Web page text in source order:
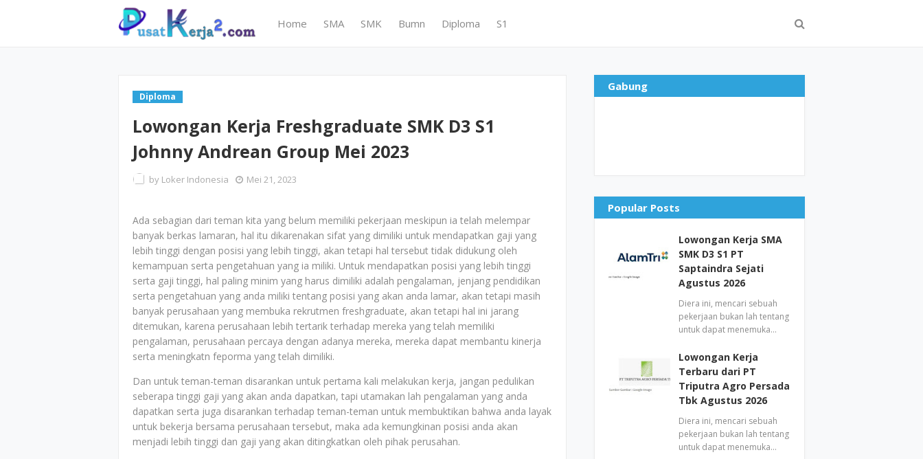
Home SMA SMK Bumn Diploma S1
Diploma
Lowongan Kerja Freshgraduate SMK D3 S1
Johnny Andrean Group Mei 2023
by Loker Indonesia Mei 21, 2023
Ada sebagian dari teman kita yang belum memiliki pekerjaan meskipun ia telah melempar
banyak berkas lamaran, hal itu dikarenakan sifat yang dimiliki untuk mendapatkan gaji yang
lebih tinggi dengan posisi yang lebih tinggi, akan tetapi hal tersebut tidak didukung oleh
kemampuan serta pengetahuan yang ia miliki. Untuk mendapatkan posisi yang lebih tinggi
serta gaji tinggi, hal paling minim yang harus dimiliki adalah pengalaman, jenjang pendidikan
serta pengetahuan yang anda miliki tentang posisi yang akan anda lamar, akan tetapi masih
banyak perusahaan yang membuka rekrutmen freshgraduate, akan tetapi hal ini jarang
ditemukan, karena perusahaan lebih tertarik terhadap mereka yang telah memiliki
pengalaman, perusahaan percaya dengan adanya mereka, mereka dapat membantu kinerja
serta meningkatn feporma yang telah dimiliki.
Dan untuk teman-teman disarankan untuk pertama kali melakukan kerja, jangan pedulikan
seberapa tinggi gaji yang akan anda dapatkan, tapi utamakan lah pengalaman yang anda
dapatkan serta juga disarankan terhadap teman-teman untuk membuktikan bahwa anda layak
untuk bekerja bersama perusahaan tersebut, maka ada kemungkinan posisi anda akan
menjadi lebih tinggi dan gaji yang akan ditingkatkan oleh pihak perusahan.
Gabung
Popular Posts
Lowongan Kerja SMA
SMK D3 S1 PT
Saptaindra Sejati
Agustus 2026
Diera ini, mencari sebuah
pekerjaan bukan lah tentang
untuk dapat menemuka…
Lowongan Kerja
Terbaru dari PT
Triputra Agro Persada
Tbk Agustus 2026
Diera ini, mencari sebuah
pekerjaan bukan lah tentang
untuk dapat menemuka…